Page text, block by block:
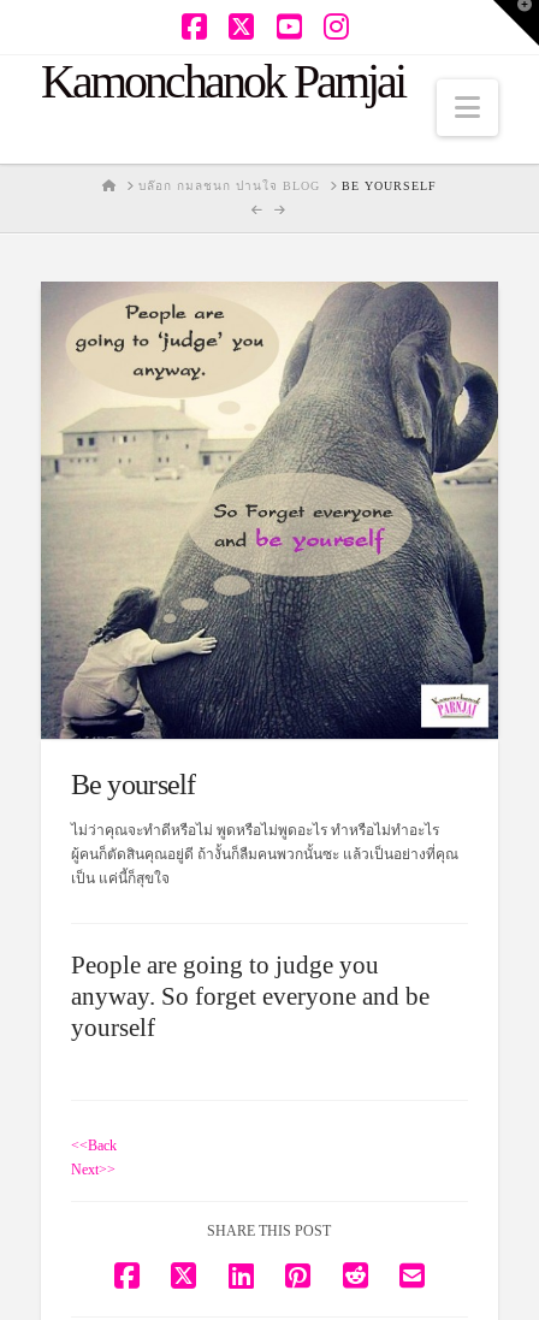
Kamonchanok Parnjai
HOMEบล๊อก กมลชนก ปานใจ BLOG BE YOURSELF
Be yourself
ไม่ว่าคุณจะทำดีหรือไม่ พูดหรือไม่พูดอะไร ทำหรือไม่ทำอะไร
ผู้คนก็ตัดสินคุณอยู่ดี ถ้างั้นก็ลืมคนพวกนั้นซะ แล้วเป็นอย่างที่คุณ
เป็น แค่นี้ก็สุขใจ
People are going to judge you
anyway. So forget everyone and be
yourself
<<Back
Next>>
SHARE THIS POST